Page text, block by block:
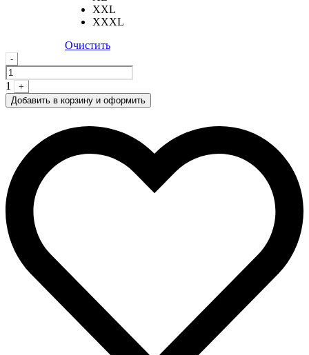
XXL
XXXL
Очистить
Quantity
-
1
+
Добавить в корзину и оформить